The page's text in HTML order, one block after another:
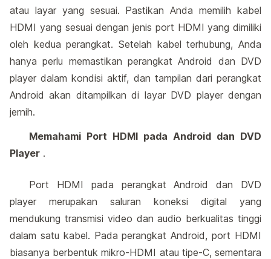
atau layar yang sesuai. Pastikan Anda memilih kabel
HDMI yang sesuai dengan jenis port HDMI yang dimiliki
oleh kedua perangkat. Setelah kabel terhubung, Anda
hanya perlu memastikan perangkat Android dan DVD
player dalam kondisi aktif, dan tampilan dari perangkat
Android akan ditampilkan di layar DVD player dengan
jernih.
Memahami Port HDMI pada Android dan DVD
Player .
Port HDMI pada perangkat Android dan DVD
player merupakan saluran koneksi digital yang
mendukung transmisi video dan audio berkualitas tinggi
dalam satu kabel. Pada perangkat Android, port HDMI
biasanya berbentuk mikro-HDMI atau tipe-C, sementara